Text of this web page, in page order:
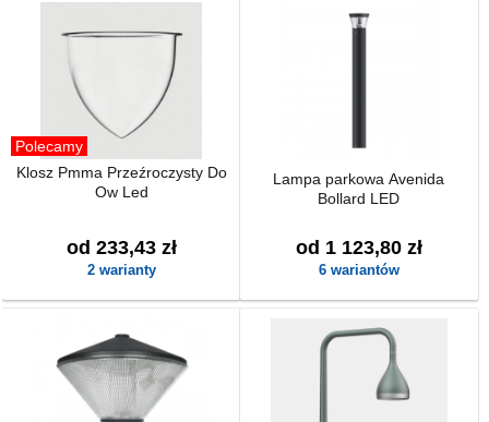
Polecamy
Klosz Pmma Przeźroczysty Do
Ow Led
od 233,43 zł
2 warianty
Lampa parkowa Avenida
Bollard LED
od 1 123,80 zł
6 wariantów